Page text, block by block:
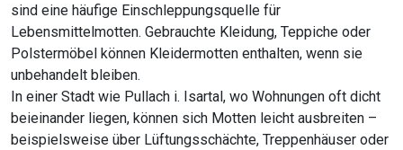
sind eine häufige Einschleppungsquelle für
Lebensmittelmotten. Gebrauchte Kleidung, Teppiche oder
Polstermöbel können Kleidermotten enthalten, wenn sie
unbehandelt bleiben.
In einer Stadt wie Pullach i. Isartal, wo Wohnungen oft dicht
beieinander liegen, können sich Motten leicht ausbreiten –
beispielsweise über Lüftungsschächte, Treppenhäuser oder